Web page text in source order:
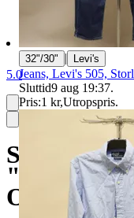
5.0
Skål Vas &
"Sofiero",
Orrefors,
32"/30" | Levi's
Jeans, Levi's 505,
Sluttid9 aug 19:37.
Pris:1 kr,Utropspris.